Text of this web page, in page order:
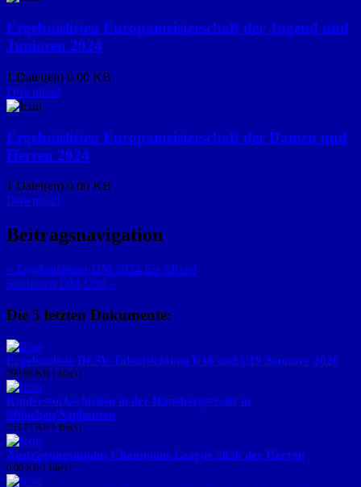
Ergebnislisten Europameisterschaft der Jugend und
Junioren 2024
1 Datei(en) 0.00 KB
Download
Ergebnislisten Europameisterschaft der Damen und
Herren 2024
1 Datei(en) 0.00 KB
Download
Beitragsnavigation
« Ergebnislisten DM 2024 Eis Mixed
Startlisten DM Ü50 »
Die 5 letzten Dokumente:
Ergebnisliste DESV-Talentsichtung U16 und U19 Sommer 2026
290.98 KB 1 file(s)
Kinderstockschießen in der Hanebergstraße in
München/Neuhausen
253.27 KB 1 file(s)
Austragungsmodus Champions League 2026 der Herren
0.00 KB 1 file(s)